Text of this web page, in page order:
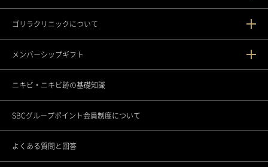
新宿本院
渋谷院
渋谷道玄坂院
池袋院
銀座院
ゴリラクリニックについて
ゴリラクリニックとは？
ゴリラフィロソフィー
医療機関としてのこだわり
スタッフの思い
メンバーシップギフト
メンバーシップギフトとは
各種セミナーの開催
ニキビ・ニキビ跡の基礎知識
SBCグループポイント会員制度について
よくある質問と回答